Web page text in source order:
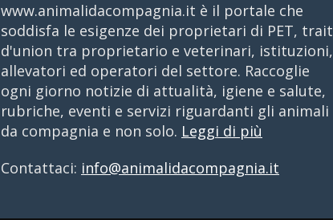
www.animalidacompagnia.it è il portale che
soddisfa le esigenze dei proprietari di PET, trait
d'union tra proprietario e veterinari, istituzioni,
allevatori ed operatori del settore. Raccoglie
ogni giorno notizie di attualità, igiene e salute,
rubriche, eventi e servizi riguardanti gli animali
da compagnia e non solo. Leggi di più
Contattaci: info@animalidacompagnia.it